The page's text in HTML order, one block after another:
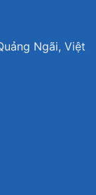
Ngãi, Việt